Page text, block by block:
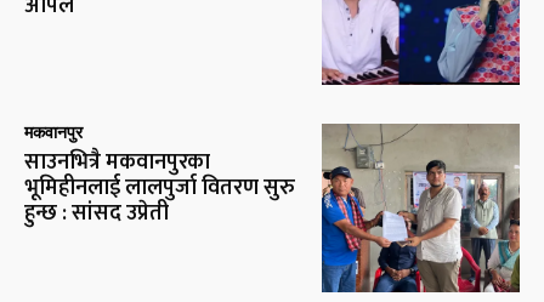
मकवानपुर
साउनभित्रै मकवानपुरका
भूमिहीनलाई लालपुर्जा वितरण सुरु
हुन्छ : सांसद उप्रेती